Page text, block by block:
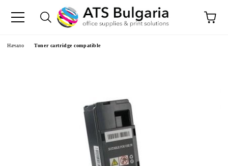
Начало Toner cartridge compatible